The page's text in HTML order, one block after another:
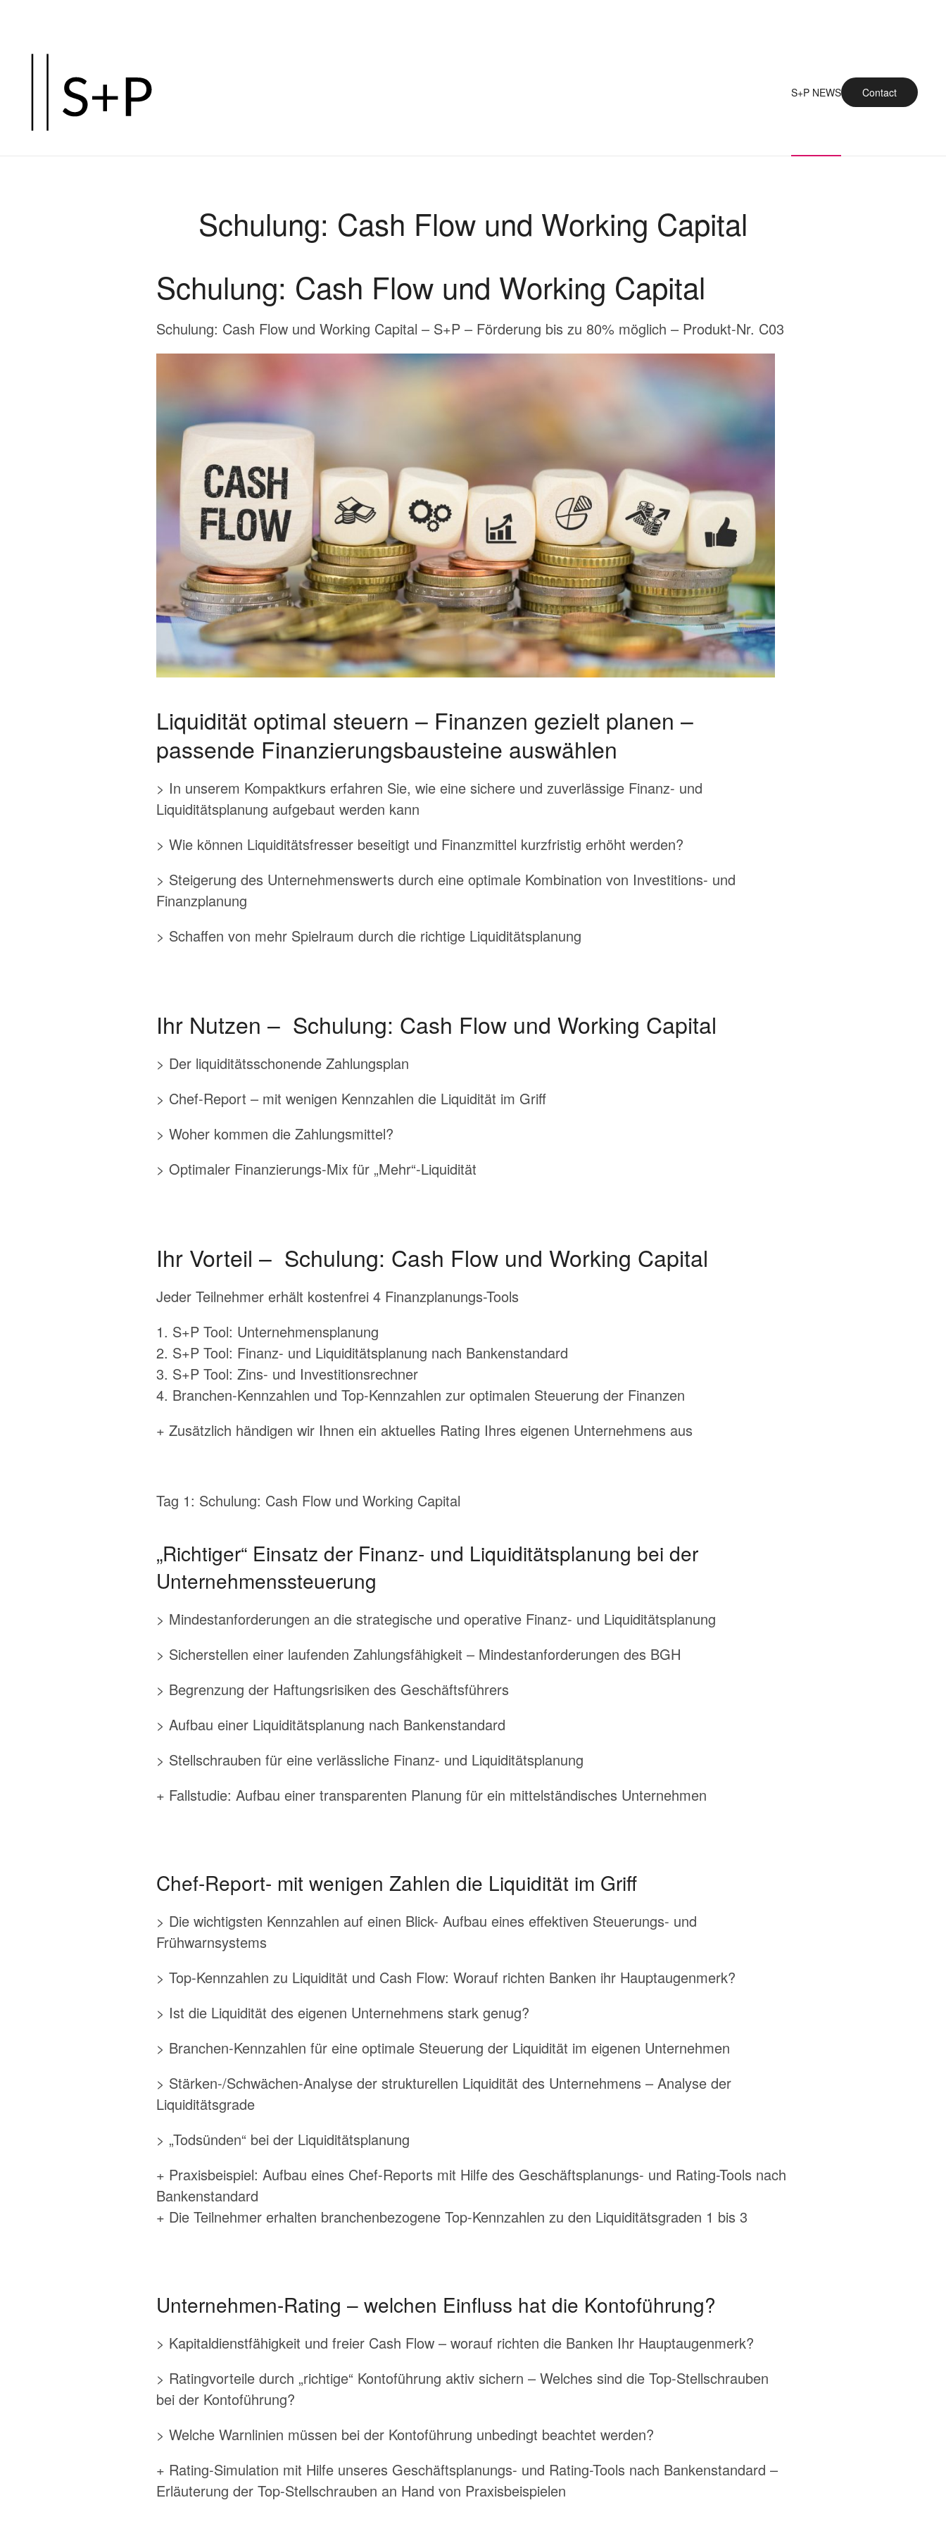
springen
S+P NEWS Contact
Schulung: Cash Flow und Working Capital
Schulung: Cash Flow und Working Capital
Schulung: Cash Flow und Working Capital – S+P – Förderung bis zu 80% möglich – Produkt-Nr. C03
Liquidität optimal steuern – Finanzen gezielt planen –
passende Finanzierungsbausteine auswählen
> In unserem Kompaktkurs erfahren Sie, wie eine sichere und zuverlässige Finanz- und
Liquiditätsplanung aufgebaut werden kann
> Wie können Liquiditätsfresser beseitigt und Finanzmittel kurzfristig erhöht werden?
> Steigerung des Unternehmenswerts durch eine optimale Kombination von Investitions- und
Finanzplanung
> Schaffen von mehr Spielraum durch die richtige Liquiditätsplanung
Ihr Nutzen – Schulung: Cash Flow und Working Capital
> Der liquiditätsschonende Zahlungsplan
> Chef-Report – mit wenigen Kennzahlen die Liquidität im Griff
> Woher kommen die Zahlungsmittel?
> Optimaler Finanzierungs-Mix für „Mehr“-Liquidität
Ihr Vorteil – Schulung: Cash Flow und Working Capital
Jeder Teilnehmer erhält kostenfrei 4 Finanzplanungs-Tools
1. S+P Tool: Unternehmensplanung
2. S+P Tool: Finanz- und Liquiditätsplanung nach Bankenstandard
3. S+P Tool: Zins- und Investitionsrechner
4. Branchen-Kennzahlen und Top-Kennzahlen zur optimalen Steuerung der Finanzen
+ Zusätzlich händigen wir Ihnen ein aktuelles Rating Ihres eigenen Unternehmens aus
Tag 1: Schulung: Cash Flow und Working Capital
„Richtiger“ Einsatz der Finanz- und Liquiditätsplanung bei der
Unternehmenssteuerung
> Mindestanforderungen an die strategische und operative Finanz- und Liquiditätsplanung
> Sicherstellen einer laufenden Zahlungsfähigkeit – Mindestanforderungen des BGH
> Begrenzung der Haftungsrisiken des Geschäftsführers
> Aufbau einer Liquiditätsplanung nach Bankenstandard
> Stellschrauben für eine verlässliche Finanz- und Liquiditätsplanung
+ Fallstudie: Aufbau einer transparenten Planung für ein mittelständisches Unternehmen
Chef-Report- mit wenigen Zahlen die Liquidität im Griff
> Die wichtigsten Kennzahlen auf einen Blick- Aufbau eines effektiven Steuerungs- und
Frühwarnsystems
> Top-Kennzahlen zu Liquidität und Cash Flow: Worauf richten Banken ihr Hauptaugenmerk?
> Ist die Liquidität des eigenen Unternehmens stark genug?
> Branchen-Kennzahlen für eine optimale Steuerung der Liquidität im eigenen Unternehmen
> Stärken-/Schwächen-Analyse der strukturellen Liquidität des Unternehmens – Analyse der
Liquiditätsgrade
> „Todsünden“ bei der Liquiditätsplanung
+ Praxisbeispiel: Aufbau eines Chef-Reports mit Hilfe des Geschäftsplanungs- und Rating-Tools nach
Bankenstandard
+ Die Teilnehmer erhalten branchenbezogene Top-Kennzahlen zu den Liquiditätsgraden 1 bis 3
Unternehmen-Rating – welchen Einfluss hat die Kontoführung?
> Kapitaldienstfähigkeit und freier Cash Flow – worauf richten die Banken Ihr Hauptaugenmerk?
> Ratingvorteile durch „richtige“ Kontoführung aktiv sichern – Welches sind die Top-Stellschrauben
bei der Kontoführung?
> Welche Warnlinien müssen bei der Kontoführung unbedingt beachtet werden?
+ Rating-Simulation mit Hilfe unseres Geschäftsplanungs- und Rating-Tools nach Bankenstandard –
Erläuterung der Top-Stellschrauben an Hand von Praxisbeispielen